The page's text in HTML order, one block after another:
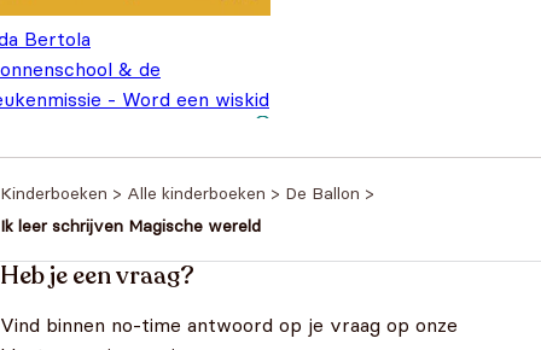
Bertola
& de
- Word een wiskid
Kinderboeken > Alle kinderboeken > De Ballon >
Ik leer schrijven Magische wereld
Heb je een vraag?
Vind binnen no-time antwoord op je vraag op onze